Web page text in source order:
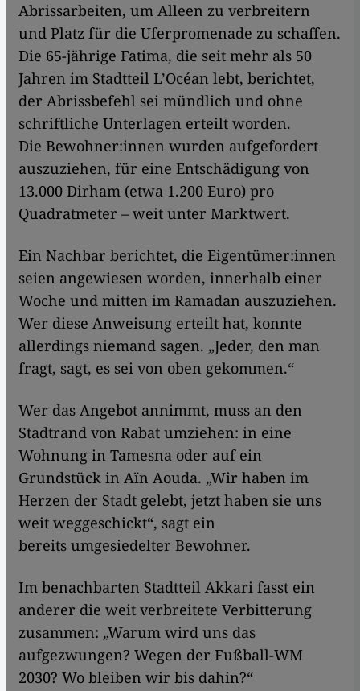
Abrissarbeiten, um Alleen zu verbreitern
und Platz für die Uferpromenade zu schaffen.
Die 65-jährige Fatima, die seit mehr als 50
Jahren im Stadtteil L’Océan lebt, berichtet,
der Abrissbefehl sei mündlich und ohne
schriftliche Unterlagen erteilt worden.
Die Bewohner:innen wurden aufgefordert
auszuziehen, für eine Entschädigung von
13.000 Dirham (etwa 1.200 Euro) pro
Quadratmeter – weit unter Marktwert.
Ein Nachbar berichtet, die Eigentümer:innen
seien angewiesen worden, innerhalb einer
Woche und mitten im Ramadan auszuziehen.
Wer diese Anweisung erteilt hat, konnte
allerdings niemand sagen. „Jeder, den man
fragt, sagt, es sei von oben gekommen.“
Wer das Angebot annimmt, muss an den
Stadtrand von Rabat umziehen: in eine
Wohnung in Tamesna oder auf ein
Grundstück in Aïn Aouda. „Wir haben im
Herzen der Stadt gelebt, jetzt haben sie uns
weit weggeschickt“, sagt ein
bereits umgesiedelter Bewohner.
Im benachbarten Stadtteil Akkari fasst ein
anderer die weit verbreitete Verbitterung
zusammen: „Warum wird uns das
aufgezwungen? Wegen der Fußball-WM
2030? Wo bleiben wir bis dahin?“